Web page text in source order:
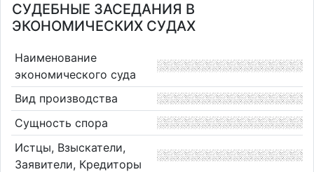
СУДЕБНЫЕ ЗАСЕДАНИЯ В
ЭКОНОМИЧЕСКИХ СУДАХ
Наименование
экономического суда
Вид производства
Сущность спора
Истцы, Взыскатели,
Заявители, Кредиторы